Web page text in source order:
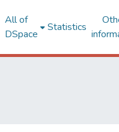
All of
DSpace
Statistics